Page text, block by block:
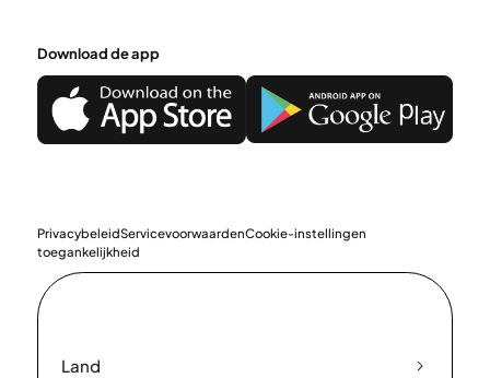
Download de app
PrivacybeleidServicevoorwaardenCookie-instellingen
toegankelijkheid
Land